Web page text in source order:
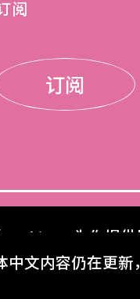
」为你提供
中文内容仍在更新
阅
订阅